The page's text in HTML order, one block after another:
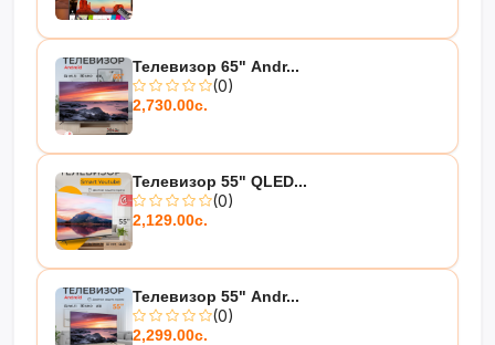
Телевизор 65" Andr...
(0)
2,730.00с.
Телевизор 55" QLED...
(0)
2,129.00с.
Телевизор 55" Andr...
(0)
2,299.00с.